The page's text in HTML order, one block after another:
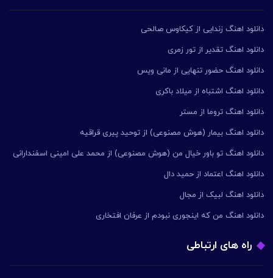
دانلود اهنگ زندایی از کیکاوس صالحی
دانلود اهنگ تقدیر از تور زمری
دانلود اهنگ حضور تنهایی از مانی ویس
دانلود اهنگ اشتباه از میلاد باکری
دانلود اهنگ تروما از مستر
دانلود اهنگ بیمار (هوش مصنوعی) از توحید پیری قراقیه
دانلود اهنگ تو باور خیال من (هوش مصنوعی) از محمد علی امینی اسفندارانی
دانلود اهنگ اعتماد از حمید دال
دانلود اهنگ لبیک از مجال
دانلود اهنگ من که اینجوری نبودم از عرفان افتخاری
راه های ارتباطی